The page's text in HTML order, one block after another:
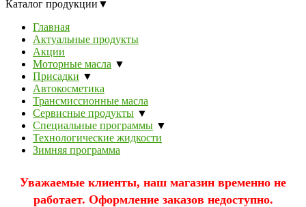
Каталог продукции ▼
Главная
Актуальные продукты
Акции
Моторные масла ▼
Присадки ▼
Автокосметика
Трансмиссионные масла
Сервисные продукты ▼
Специальные программы ▼
Технологические жидкости
Зимняя программа
Уважаемые клиенты, наш магазин временно не
работает. Оформление заказов недоступно.